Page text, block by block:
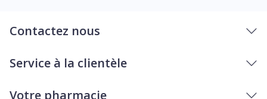
Contactez nous
Service à la clientèle
Votre pharmacie